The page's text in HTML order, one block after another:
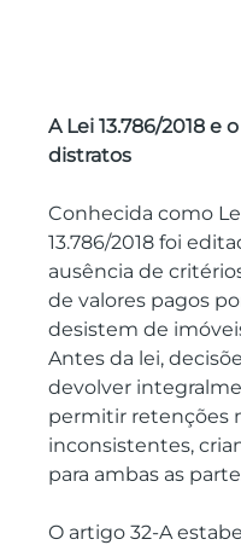
A Lei 13.786/2018 e
distratos
Conhecida como
13.786/2018 foi
ausência de
de valores pagos
desistem de
Antes da lei,
devolver
permitir retenções
inconsistentes,
para ambas as
O artigo 32-A